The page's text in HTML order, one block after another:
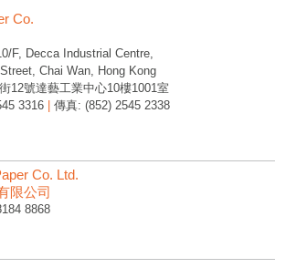
Co.
F, Decca Industrial Centre,
Chai Wan, Hong Kong
12號達藝工業中心10樓1001室
3316
傳真: (852) 2545 2338
Co. Ltd.
限公司
8868